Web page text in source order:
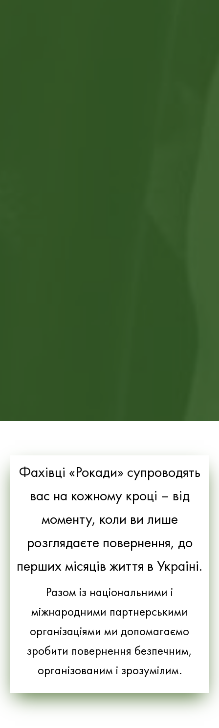
Фахівці «Рокади» супроводять
вас на кожному кроці – від
моменту, коли ви лише
розглядаєте повернення, до
перших місяців життя в Україні.
Разом із національними і
міжнародними партнерськими
організаціями ми допомагаємо
зробити повернення безпечним,
організованим і зрозумілим.